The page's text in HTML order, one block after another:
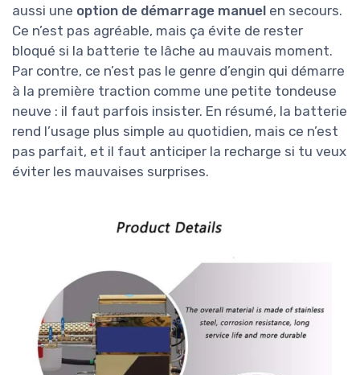
aussi une option de démarrage manuel en secours.
Ce n’est pas agréable, mais ça évite de rester
bloqué si la batterie te lâche au mauvais moment.
Par contre, ce n’est pas le genre d’engin qui démarre
à la première traction comme une petite tondeuse
neuve : il faut parfois insister. En résumé, la batterie
rend l’usage plus simple au quotidien, mais ce n’est
pas parfait, et il faut anticiper la recharge si tu veux
éviter les mauvaises surprises.